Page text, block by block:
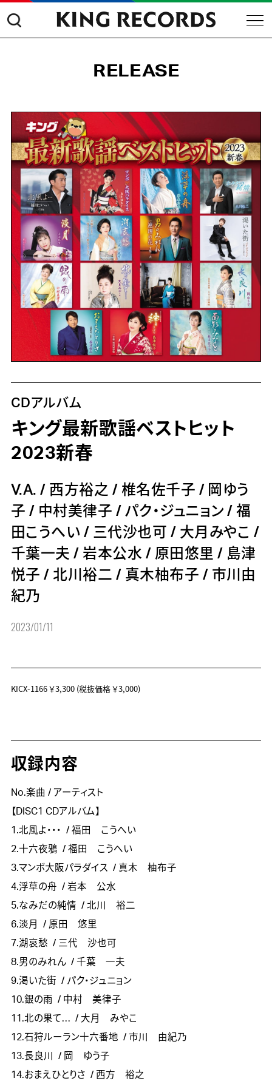
RELEASE
CDアルバム
キング最新歌謡ベストヒット
2023新春
V.A. / 西方裕之 / 椎名佐千子 / 岡ゆう
子 / 中村美律子 / パク・ジュニョン / 福
田こうへい / 三代沙也可 / 大月みやこ /
千葉一夫 /岩本公水 / 原田悠里 / 島津
悦子 / 北川裕二 / 真木柚布子 / 市川由
紀乃
2023/01/11
KICX-1166￥3,300(税抜価格 ￥3,000)
収録内容
No.楽曲 / アーティスト
【DISC1 CDアルバム】
1.北風よ・・・
/ 福田 こうへい
2.十六夜鴉 / 福田 こうへい
3.マンボ大阪パラダイス
/ 真木 柚布子
4.浮草の舟 / 岩本 公水
5.なみだの純情 / 北川 裕二
6.淡月
/ 原田 悠里
7.湖哀愁 / 三代 沙也可
8.男のみれん / 千葉 一夫
9.渇いた街 / パク・ジュニョン
10.銀の雨
/ 中村 美律子
11.北の果て… / 大月 みやこ
12.石狩ルーラン十六番地 / 市川 由紀乃
13.長良川
/ 岡 ゆう子
14.おまえひとりさ / 西方 裕之